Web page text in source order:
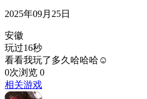
2025年09月25日
安徽
玩过16秒
看看我玩了多久哈哈哈☺️
0次浏览 0
相关游戏